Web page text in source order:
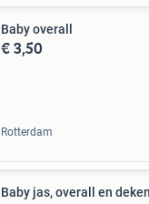
Baby overall
€ 3,50
Rotterdam
Baby jas, overall en